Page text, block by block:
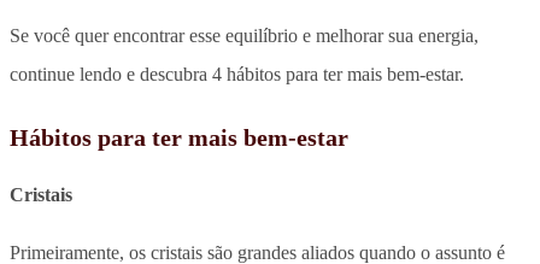
Se você quer encontrar esse equilíbrio e melhorar sua energia,
continue lendo e descubra 4 hábitos para ter mais bem-estar.
Hábitos para ter mais bem-estar
Cristais
Primeiramente, os cristais são grandes aliados quando o assunto é